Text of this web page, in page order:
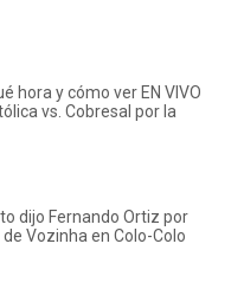
hora y cómo ver EN VIVO
vs. Cobresal por la
dijo Fernando Ortiz por
Vozinha en Colo-Colo